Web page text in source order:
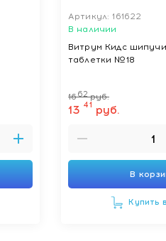
Артикул: 161622
В наличии
Витрум Кидс
таблетки №18
1662 руб.
13 41 руб.
В
Купить